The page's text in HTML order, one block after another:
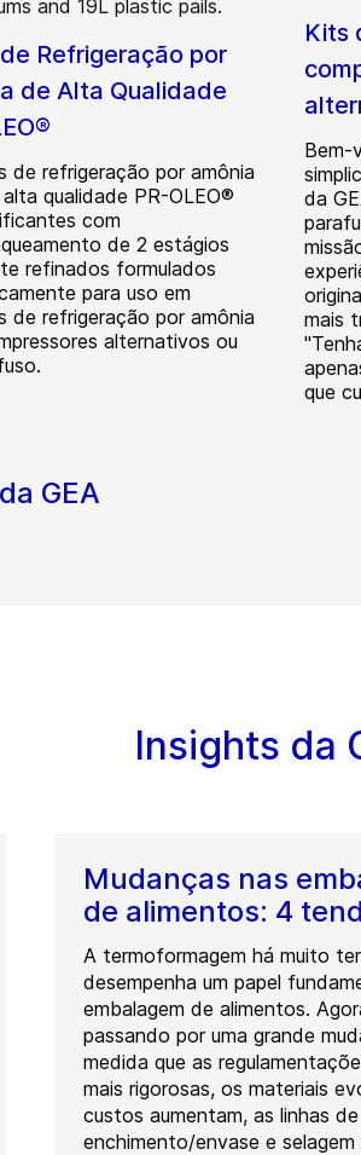
Refrigeração por
de Alta Qualidade
de refrigeração por amônia
qualidade PR-OLEO®
com
de 2 estágios
refinados formulados
para uso em
de refrigeração por amônia
alternativos ou
Kits
Bem-
da
mais
que
GEA
Insights da
Mudanças nas
de alimentos: 4
A termoformagem há muito
desempenha um papel
embalagem de alimentos.
passando por uma grande
medida que as
mais rigorosas, os materiais
custos aumentam, as linhas
enchimento/envase e selagem